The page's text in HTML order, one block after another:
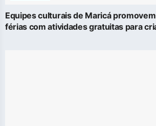
Equipes culturais de Maricá
férias com atividades gratuitas para